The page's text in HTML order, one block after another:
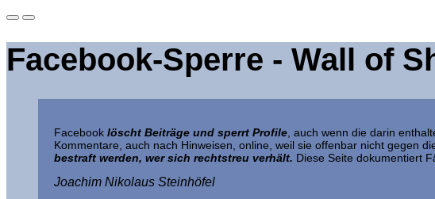
Facebook-Sperre - Wall of
Facebook löscht Beiträge und sperrt Profile , auch wenn die darin
Kommentare, auch nach Hinweisen, online, weil sie offenbar nicht gegen
bestraft werden, wer sich rechtstreu verhält. Diese Seite dokumentiert
Joachim Nikolaus Steinhöfel